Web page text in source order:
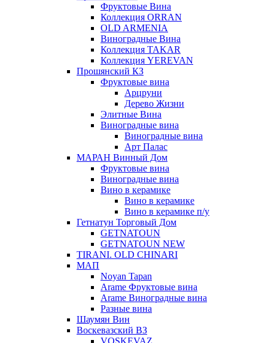
Фруктовые Вина
Коллекция ORRAN
OLD ARMENIA
Виноградные Вина
Коллекция TAKAR
Коллекция YEREVAN
Прошянский КЗ
Фруктовые вина
Арцруни
Дерево Жизни
Элитные Вина
Виноградные вина
Виноградные вина
Арт Палас
МАРАН Винный Дом
Фруктовые вина
Виноградные вина
Вино в керамике
Вино в керамике
Вино в керамике п/у
Гетнатун Торговый Дом
GETNATOUN
GETNATOUN NEW
TIRANI. OLD CHINARI
МАП
Noyan Tapan
Arame Фруктовые вина
Arame Виноградные вина
Разные вина
Шаумян Вин
Воскевазский ВЗ
VOSKEVAZ